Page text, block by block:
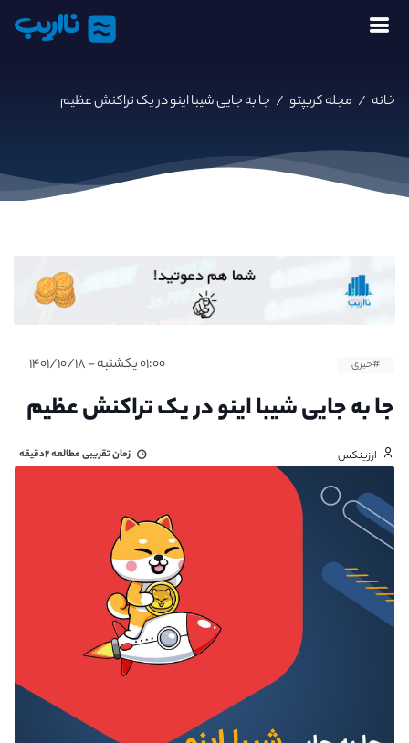
نااریب
خانه / مجله کریپتو / جا به جایی شیبا اینو در یک تراکنش عظیم
#خبری ۰۱:۰۰ یکشنبه - ۱۴۰۱/۱۰/۱۸
جا به جایی شیبا اینو در یک تراکنش عظیم
ارزینکس زمان تقریبی مطالعه۲دقیقه